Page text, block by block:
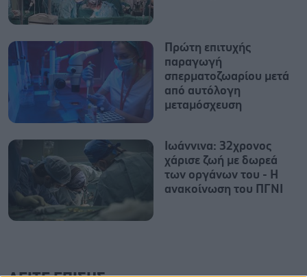
Πρώτη επιτυχής
παραγωγή
σπερματοζωαρίου μετά
από αυτόλογη
μεταμόσχευση
Ιωάννινα: 32χρονος
χάρισε ζωή με δωρεά
των οργάνων του - Η
ανακοίνωση του ΠΓΝΙ